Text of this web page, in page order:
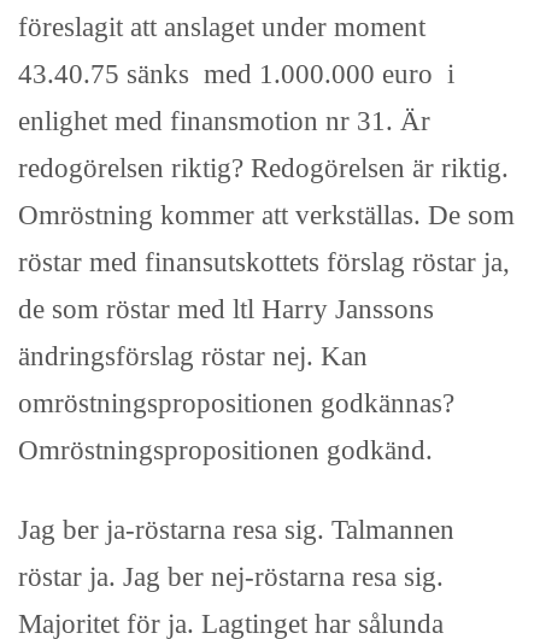
föreslagit att anslaget under moment
43.40.75 sänks med 1.000.000 euro i
enlighet med finansmotion nr 31. Är
redogörelsen riktig? Redogörelsen är riktig.
Omröstning kommer att verkställas. De som
röstar med finansutskottets förslag röstar ja,
de som röstar med ltl Harry Janssons
ändringsförslag röstar nej. Kan
omröstningspropositionen godkännas?
Omröstningspropositionen godkänd.
Jag ber ja-röstarna resa sig. Talmannen
röstar ja. Jag ber nej-röstarna resa sig.
Majoritet för ja. Lagtinget har sålunda